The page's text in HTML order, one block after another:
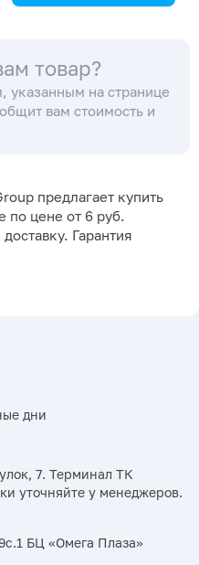
400 шт.
товар?
указанным на странице
вам стоимость и
предлагает купить
по цене от 6 руб.
Гарантия
дни
7. Терминал ТК
уточняйте у менеджеров.
БЦ «Омега Плаза»